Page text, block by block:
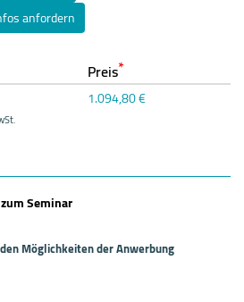
anfordern
Preis*
1.094,80 €
Seminar
Möglichkeiten der Anwerbung